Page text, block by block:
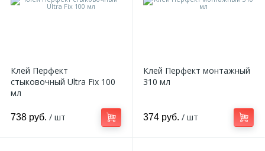
Клей Перфект
стыковочный Ultra Fix 100
мл
738 руб. / шт
Клей Перфект монтажный
310 мл
374 руб. / шт